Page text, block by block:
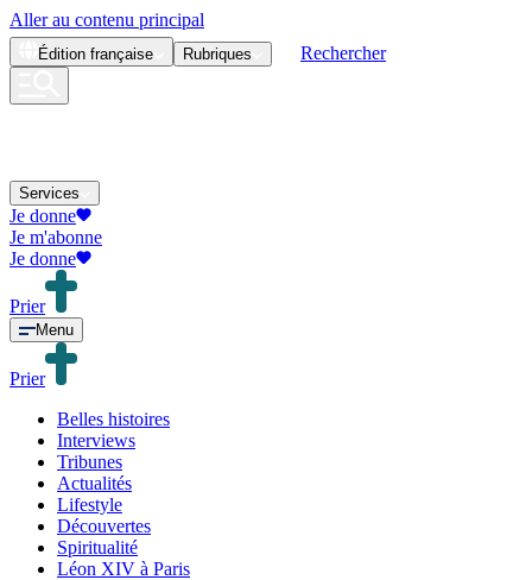
Aller au contenu principal
Édition française Rubriques Rechercher
Services
Je donne
Je m'abonne
Je donne
Prier
Menu
Prier
Belles histoires
Interviews
Tribunes
Actualités
Lifestyle
Découvertes
Spiritualité
Léon XIV à Paris